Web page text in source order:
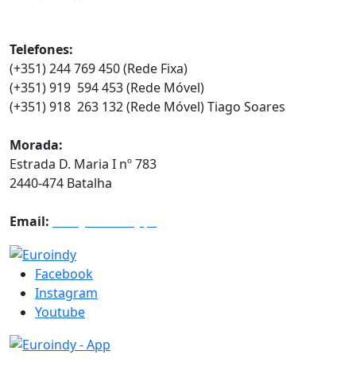
Telefones:
(+351) 244 769 450 (Rede Fixa)
(+351) 919 594 453 (Rede Móvel)
(+351) 918 263 132 (Rede Móvel) Tiago Soares
Morada:
Estrada D. Maria I nº 783
2440-474 Batalha
Email:
Facebook
Instagram
Youtube